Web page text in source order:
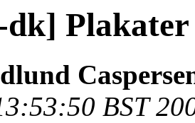
Plakater
BST